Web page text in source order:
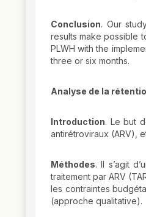
Conclusion. Our
results make possible
PLWH with the
three or six months.
Analyse de la
Introduction. Le but
antirétroviraux (ARV),
Méthodes. Il s’agit
traitement par ARV
les contraintes
(approche qualitative).